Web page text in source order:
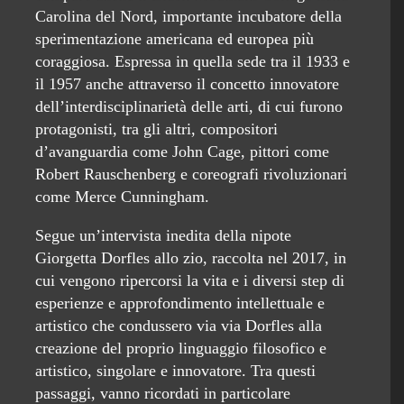
Carolina del Nord, importante incubatore della
sperimentazione americana ed europea più
coraggiosa. Espressa in quella sede tra il 1933 e
il 1957 anche attraverso il concetto innovatore
dell’interdisciplinarietà delle arti, di cui furono
protagonisti, tra gli altri, compositori
d’avanguardia come John Cage, pittori come
Robert Rauschenberg e coreografi rivoluzionari
come Merce Cunningham.
Segue un’intervista inedita della nipote
Giorgetta Dorfles allo zio, raccolta nel 2017, in
cui vengono ripercorsi la vita e i diversi step di
esperienze e approfondimento intellettuale e
artistico che condussero via via Dorfles alla
creazione del proprio linguaggio filosofico e
artistico, singolare e innovatore. Tra questi
passaggi, vanno ricordati in particolare